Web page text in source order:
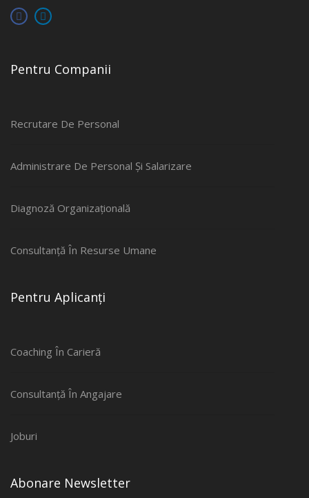
Pentru Companii
Recrutare De Personal
Administrare De Personal Și Salarizare
Diagnoză Organizațională
Consultanță În Resurse Umane
Pentru Aplicanți
Coaching În Carieră
Consultanță În Angajare
Joburi
Abonare Newsletter